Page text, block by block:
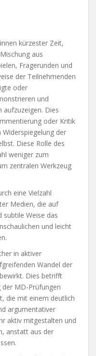
kürzester Zeit,
aus
Fragerunden und
der Teilnehmenden
oder
und
aufzuzeigen. Dies
oder Kritik
der
Diese Rolle des
weniger zum
zentralen Werkzeug
eine Vielzahl
Medien, die auf
subtile Weise das
und leicht
in aktiver
Wandel der
Dies betrifft
MD-Prüfungen
die mit einem deutlich
argumentativer
aktiv mitgestalten und
anstatt aus der